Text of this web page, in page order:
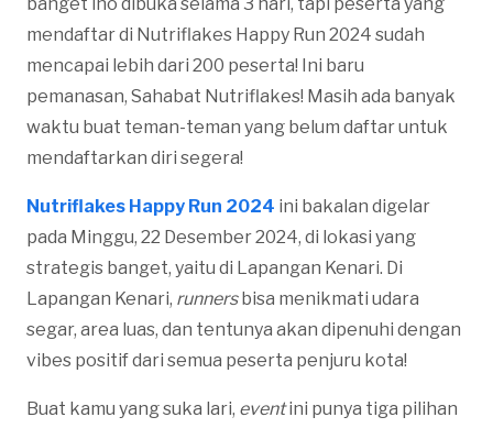
mendaftar di Nutriflakes Happy Run 2024 sudah
mencapai lebih dari 200 peserta! Ini baru
pemanasan, Sahabat Nutriflakes! Masih ada banyak
waktu buat teman-teman yang belum daftar untuk
mendaftarkan diri segera!
Nutriflakes Happy Run 2024 ini bakalan digelar
pada Minggu, 22 Desember 2024, di lokasi yang
strategis banget, yaitu di Lapangan Kenari. Di
Lapangan Kenari, runnersbisa menikmati udara
segar, area luas, dan tentunya akan dipenuhi dengan
vibes positif dari semua peserta penjuru kota!
Buat kamu yang suka lari, eventini punya tiga pilihan